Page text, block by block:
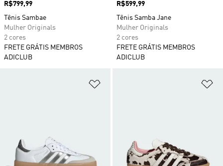
Preço
R$799,99
Tênis Sambae
Mulher Originals
2 cores
FRETE GRÁTIS MEMBROS
ADICLUB
Preço
R$599,99
Tênis Samba Jane
Mulher Originals
2 cores
FRETE GRÁTIS MEMBROS
ADICLUB